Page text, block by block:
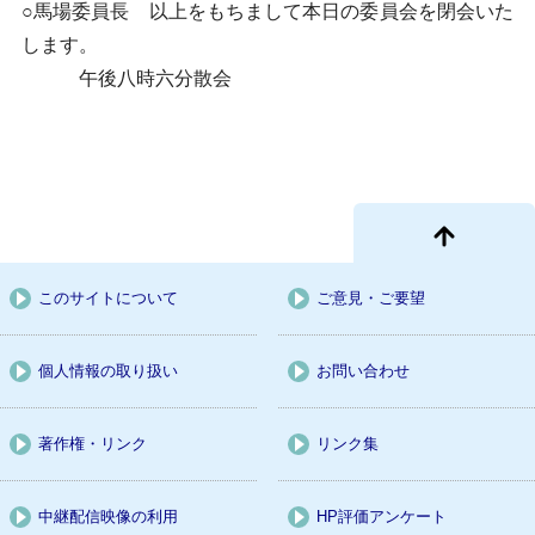
○馬場委員長 以上をもちまして本日の委員会を閉会いた
します。
午後八時六分散会
このサイトについて ご意見・ご要望
個人情報の取り扱い お問い合わせ
著作権・リンク リンク集
中継配信映像の利用 HP評価アンケート